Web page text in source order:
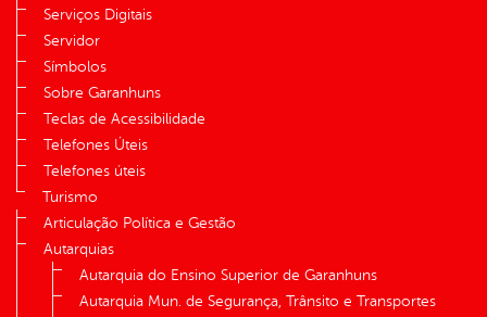
Serviços Digitais
Servidor
Símbolos
Sobre Garanhuns
Teclas de Acessibilidade
Telefones Úteis
Telefones úteis
Turismo
Articulação Política e Gestão
Autarquias
Autarquia do Ensino Superior de Garanhuns
Autarquia Mun. de Segurança, Trânsito e Transportes